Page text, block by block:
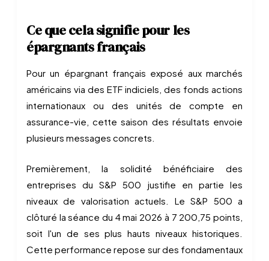
Ce que cela signifie pour les
épargnants français
Pour un épargnant français exposé aux marchés
américains via des ETF indiciels, des fonds actions
internationaux ou des unités de compte en
assurance-vie, cette saison des résultats envoie
plusieurs messages concrets.
Premièrement, la solidité bénéficiaire des
entreprises du S&P 500 justifie en partie les
niveaux de valorisation actuels. Le S&P 500 a
clôturé la séance du 4 mai 2026 à 7 200,75 points,
soit l'un de ses plus hauts niveaux historiques.
Cette performance repose sur des fondamentaux